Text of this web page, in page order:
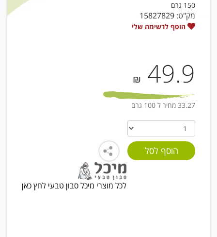
150 גרם
מק"ט: 15827829
הוסף לרשימה שלי
49.9
₪
33.27 מחיר ל 100 גרם
לכל מוצרי מיכל סבון טבעי לחץ כאן